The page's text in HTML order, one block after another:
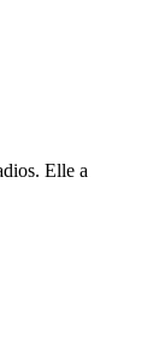
Elle a